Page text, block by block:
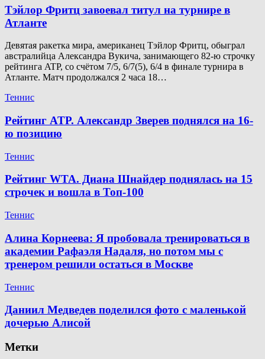
Тэйлор Фритц завоевал титул на турнире в
Атланте
Девятая ракетка мира, американец Тэйлор Фритц, обыграл
австралийца Александра Вукича, занимающего 82-ю строчку
рейтинга ATP, со счётом 7/5, 6/7(5), 6/4 в финале турнира в
Атланте. Матч продолжался 2 часа 18…
Теннис
Рейтинг ATP. Александр Зверев поднялся на 16-
ю позицию
Теннис
Рейтинг WTA. Диана Шнайдер поднялась на 15
строчек и вошла в Топ-100
Теннис
Алина Корнеева: Я пробовала тренироваться в
академии Рафаэля Надаля, но потом мы с
тренером решили остаться в Москве
Теннис
Даниил Медведев поделился фото с маленькой
дочерью Алисой
Метки